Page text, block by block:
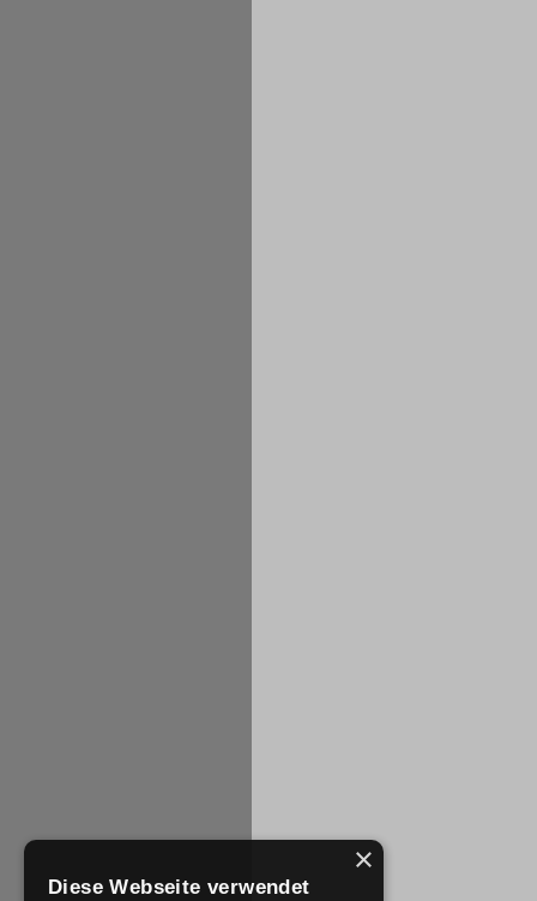
×
Diese Webseite verwendet